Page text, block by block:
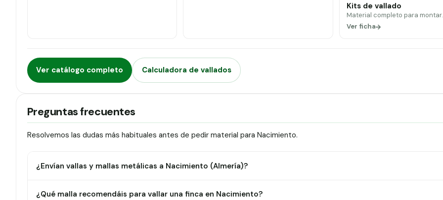
Kits de vallado
Material completo para montar.
Ver ficha
Ver catálogo completo Calculadora de vallados
Preguntas frecuentes
Resolvemos las dudas más habituales antes de pedir material para Nacimiento.
¿Envían vallas y mallas metálicas a Nacimiento (Almería)?
¿Qué malla recomendáis para vallar una finca en Nacimiento?